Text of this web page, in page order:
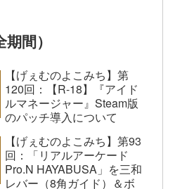
間）
【げぇむのよこみち】第
120回：【R-18】『アイド
ルマネージャー』Steam版
のパッチ導入について
【げぇむのよこみち】第93
回：「リアルアーケード
Pro.N HAYABUSA」を三和
レバー（8角ガイド）＆ボ